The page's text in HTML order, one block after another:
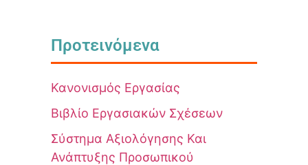
Προτεινόμενα
Κανονισμός Εργασίας
Βιβλίο Εργασιακών Σχέσεων
Σύστημα Αξιολόγησης Και
Ανάπτυξης Προσωπικού